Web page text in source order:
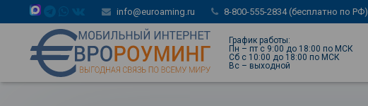
info@euroaming.ru 8-800-555-2834 (бесплатно по РФ)
График работы:
Пн – пт с 9:00 до 18:00 по МСК
Сб с 10:00 до 18:00 по МСК
Вс – выходной